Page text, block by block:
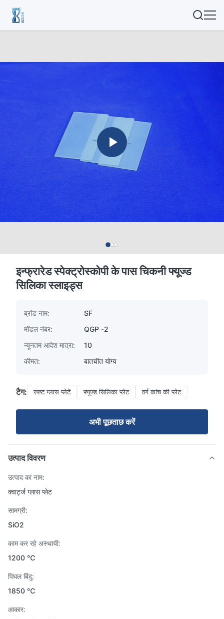
इन्फ्रारेड स्पेक्ट्रोस्कोपी के पास चिकनी फ्यूज्ड
सिलिका स्लाइड्स
ब्रांड नाम:
SF
मॉडल नंबर:
QGP -2
न्यूनतम आदेश मात्रा:
10
कीमत:
बातचीत योग्य
टैग: स्पष्ट ग्लास प्लेटें फ्यूज्ड सिलिका प्लेट वर्ग कांच की प्लेट
अभी पूछताछ करें
उत्पाद विवरण
उत्पाद का नाम:
क्वार्ट्ज ग्लास प्लेट
सामग्री:
SiO2
काम कर रहे अस्थायी:
1200 ℃
पिघल बिंदु:
1850 ℃
आकार: